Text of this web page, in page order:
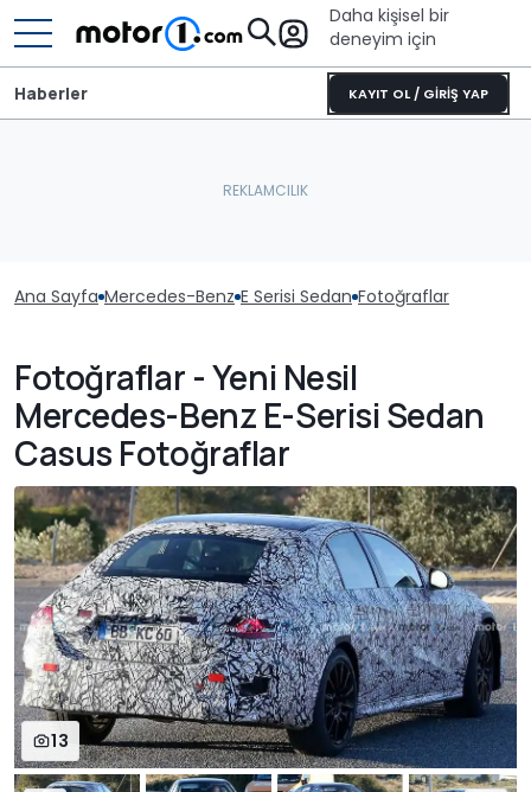
Daha kişisel bir
deneyim için
KAYIT OL / GİRİŞ YAP
Haberler
Ana Sayfa Mercedes-Benz E Serisi Sedan Fotoğraflar
Fotoğraflar - Yeni Nesil
Mercedes-Benz E-Serisi Sedan
Casus Fotoğraflar
13